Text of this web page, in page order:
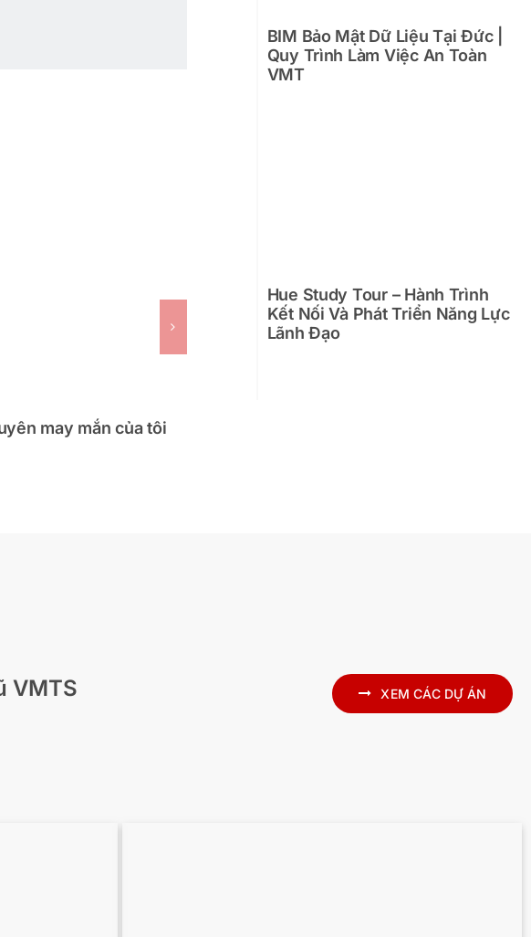
may mắn của tôi
BIM Bảo Mật Dữ Liệu Tại Đức |
Quy Trình Làm Việc An Toàn
VMT
Hue Study Tour – Hành Trình
Kết Nối Và Phát Triển Năng Lực
Lãnh Đạo
VMTS
XEM CÁC DỰ ÁN
trong